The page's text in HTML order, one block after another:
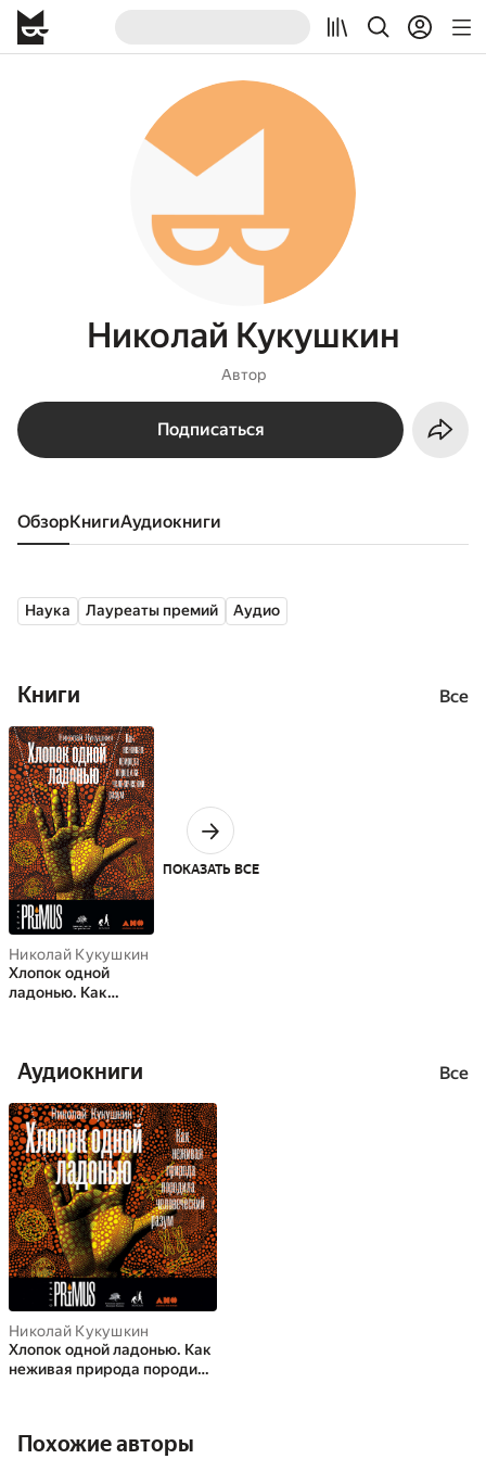
Николай Кукушкин
Автор
Подписаться
Обзор книги аудиокниги
Наука Лауреаты премий Аудио
Книги Все
Николай Кукушкин
Хлопок одной
ладонью. Как
разум
ПОКАЗАТЬ ВСЕ
Аудиокниги Все
Николай Кукушкин
Хлопок одной ладонью. Как
неживая природа породила
Похожие авторы